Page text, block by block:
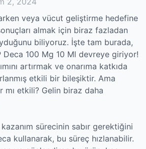
veya vücut geliştirme hedefine
almak için biraz fazladan
biliyoruz. İşte tam burada,
Deca 100 Mg 10 Ml devreye giriyor!
artırmak ve onarıma katkıda
etkili bir bileşiktir. Ama
mı etkili? Gelin biraz daha
sürecinin sabır gerektiğini
kullanarak, bu süreç hızlanabilir.